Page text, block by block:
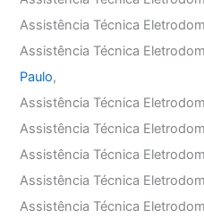
Assistência Técnica
Assistência Técnica
Paulo,
Assistência Técnica
Assistência Técnica
Assistência Técnica
Assistência Técnica
Assistência Técnica